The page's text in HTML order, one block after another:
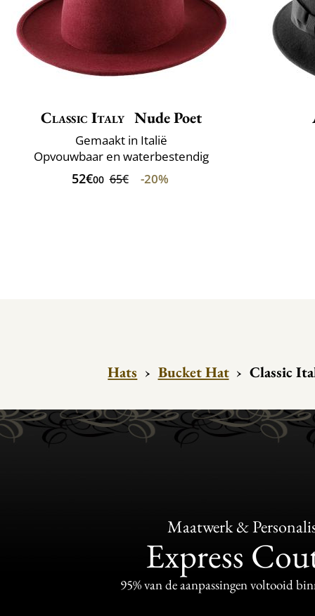
Classic Italy Nude Poet
Gemaakt in Italië
Opvouwbaar en waterbestendig
52€00 65€ -20%
Hats › Bucket Hat › Classic
Maatwerk &
Express
95% van de aanpassingen voltooid